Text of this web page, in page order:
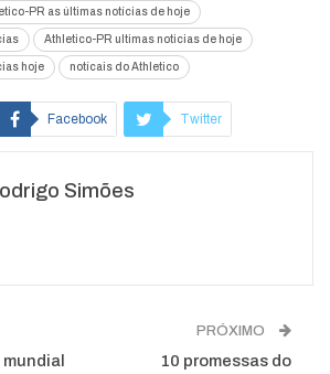
PR as últimas notícias de hoje
Athletico-PR ultimas noticias de hoje
hoje notícais do Athletico
Facebook Twitter
Simões
PRÓXIMO
10 promessas do